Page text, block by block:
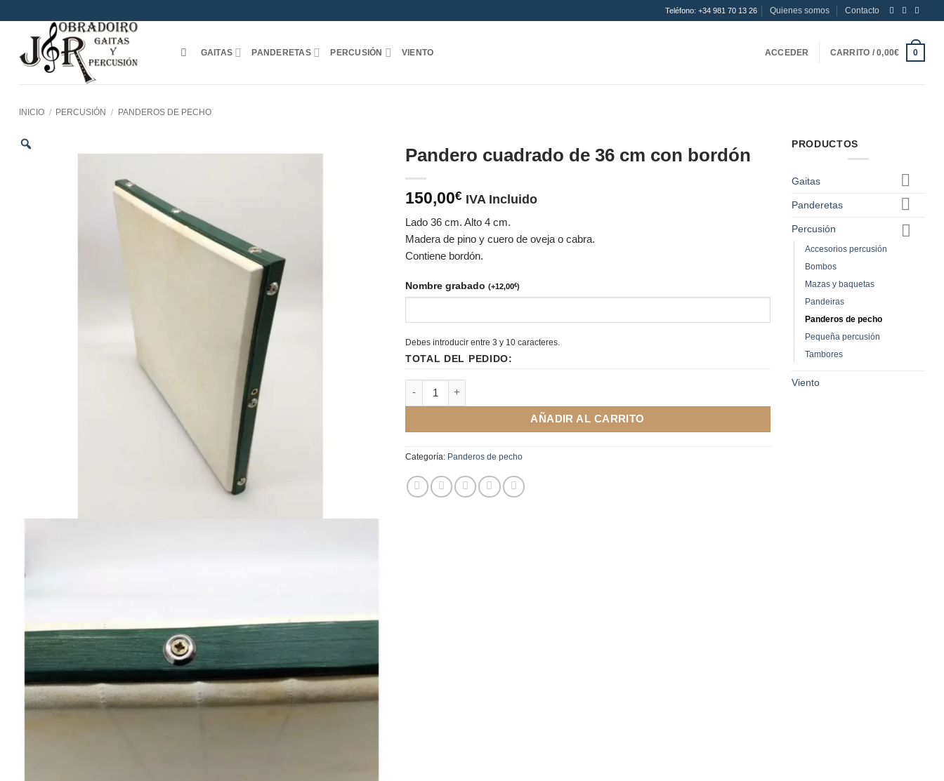
al
contenido
Teléfono: +34 981 70 13 26 Quienes somos Contacto
GAITAS PANDERETAS PERCUSIÓN VIENTO ACCEDER CARRITO /0,00€ 0
INICIO / PERCUSIÓN / PANDEROS DE PECHO
Pandero cuadrado de 36 cm con bordón
150,00€ IVA Incluido
Lado 36 cm. Alto 4 cm.
Madera de pino y cuero de oveja o cabra.
Contiene bordón.
Nombre grabado (+12,00€)
Debes introducir entre 3 y 10 caracteres.
TOTAL DEL PEDIDO:
AÑADIR AL CARRITO
Categoría: Panderos de pecho
PRODUCTOS
Gaitas
Panderetas
Percusión
Accesorios percusión
Bombos
Mazas y baquetas
Pandeiras
Panderos de pecho
Pequeña percusión
Tambores
Viento